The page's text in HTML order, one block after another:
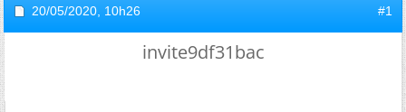
20/05/2020, 10h26 #1
invite9df31bac